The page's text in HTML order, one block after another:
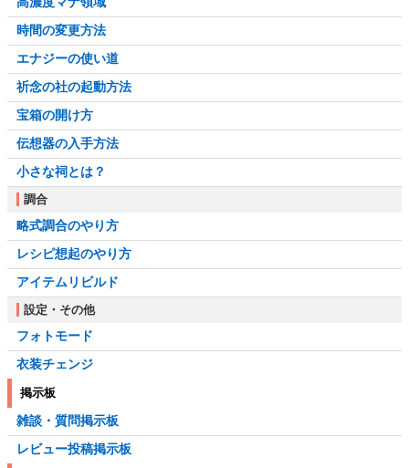
時間の変更方法
エナジーの使い道
祈念の社の起動方法
宝箱の開け方
伝想器の入手方法
小さな祠とは？
調合
略式調合のやり方
レシピ想起のやり方
アイテムリビルド
設定・その他
フォトモード
衣装チェンジ
掲示板
雑談・質問掲示板
レビュー投稿掲示板